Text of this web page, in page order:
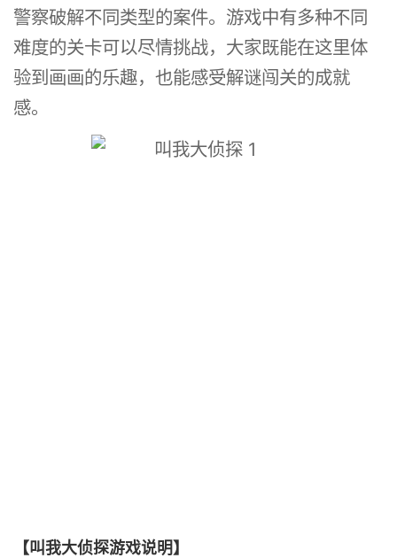
警察破解不同类型的案件。游戏中有多种不同
难度的关卡可以尽情挑战，大家既能在这里体
验到画画的乐趣，也能感受解谜闯关的成就
感。
【叫我大侦探游戏说明】